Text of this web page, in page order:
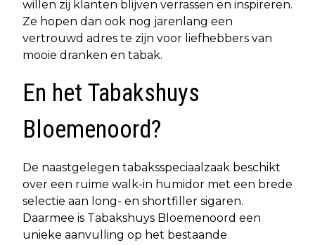
willen zij klanten blijven verrassen en inspireren.
Ze hopen dan ook nog jarenlang een
vertrouwd adres te zijn voor liefhebbers van
mooie dranken en tabak.
En het Tabakshuys
Bloemenoord?
De naastgelegen tabaksspeciaalzaak beschikt
over een ruime walk-in humidor met een brede
selectie aan long- en shortfiller sigaren.
Daarmee is Tabakshuys Bloemenoord een
unieke aanvulling op het bestaande